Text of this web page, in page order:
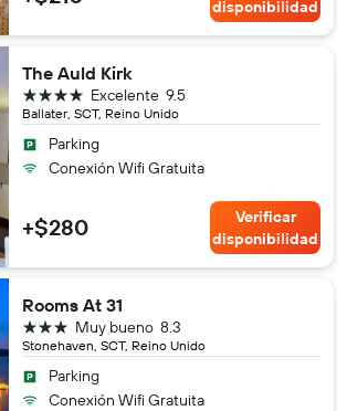
disponibilidad
The Auld Kirk
Ballater, SCT, Reino Unido
9.5
Excelente
4 estrellas
Parking
Conexión Wifi Gratuita
+$280
Verificar
disponibilidad
Rooms At 31
Stonehaven, SCT, Reino Unido
8.3
Muy bueno
3 estrellas
Parking
Conexión Wifi Gratuita